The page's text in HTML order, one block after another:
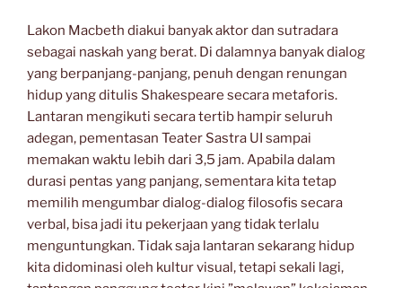
Lakon Macbeth diakui banyak aktor dan sutradara
sebagai naskah yang berat. Di dalamnya banyak dialog
yang berpanjang-panjang, penuh dengan renungan
hidup yang ditulis Shakespeare secara metaforis.
Lantaran mengikuti secara tertib hampir seluruh
adegan, pementasan Teater Sastra UI sampai
memakan waktu lebih dari 3,5 jam. Apabila dalam
durasi pentas yang panjang, sementara kita tetap
memilih mengumbar dialog-dialog filosofis secara
verbal, bisa jadi itu pekerjaan yang tidak terlalu
menguntungkan. Tidak saja lantaran sekarang hidup
kita didominasi oleh kultur visual, tetapi sekali lagi,